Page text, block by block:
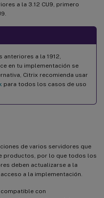
a la 3.12 CU9, primero
a la 1912,
en tu implementación se
Citrix recomienda usar
para todos los casos de uso
de varios servidores que
productos, por lo que todos los
deben actualizarse a la
a la implementación.
con